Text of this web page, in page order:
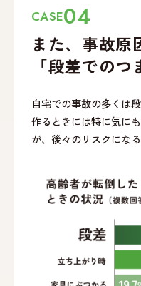
CASE04
また、事故原
「段差でのつ
自宅での事故の多くは
作るときには特に気に
が、後々のリスクにな